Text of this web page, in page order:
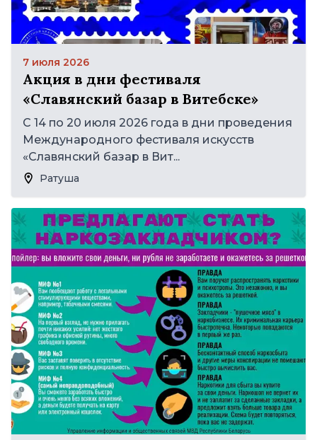
7 июля 2026
Акция в дни фестиваля
«Славянский базар в Витебске»
С 14 по 20 июля 2026 года в дни проведения
Международного фестиваля искусств
«Славянский базар в Вит...
Ратуша